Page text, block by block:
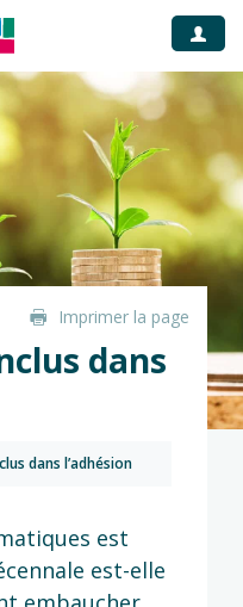
Imprimer la page
dans
dans l’adhésion
est
est-elle